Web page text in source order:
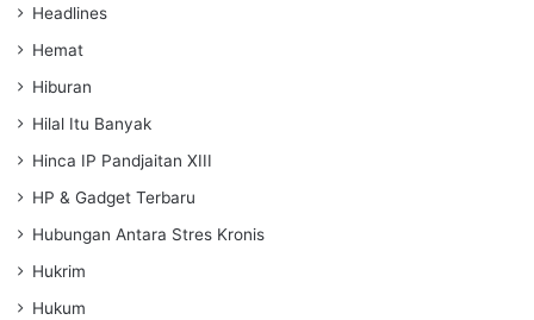
Headlines
Hemat
Hiburan
Hilal Itu Banyak
Hinca IP Pandjaitan XIII
HP & Gadget Terbaru
Hubungan Antara Stres Kronis
Hukrim
Hukum